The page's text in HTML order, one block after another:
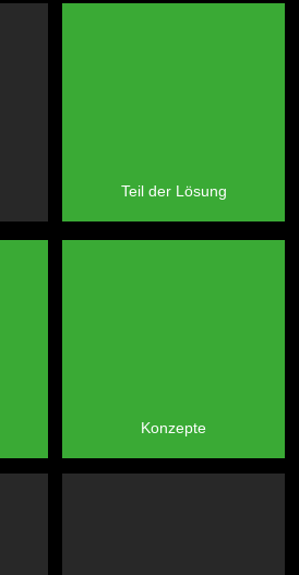
Teil der Lösung
Konzepte